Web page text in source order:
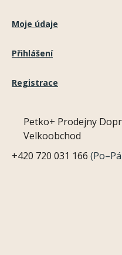
Moje údaje
Přihlášení
Registrace
Petko+ Prodejny
Velkoobchod
+420 720 031 166